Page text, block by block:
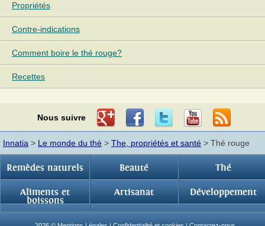
Propriétés
Contre-indications
Comment boire le thé rouge?
Recettes
Nous suivre
Innatia > Le monde du thé > The, propriétés et santé > Thé rouge
Remèdes naturels Beauté Thé
Aliments et
boissons
Artisanat Développement